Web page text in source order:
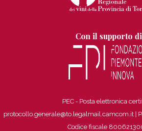
Con il supporto
PEC - Posta elettronica
protocollo.generale@to.legalmail.camcom.it |
Codice fiscale